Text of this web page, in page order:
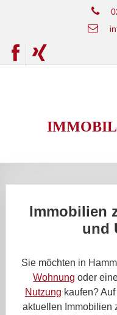
Immobilien
und
Sie möchten in
Wohnung oder
Nutzung kaufen?
aktuellen Immobilien